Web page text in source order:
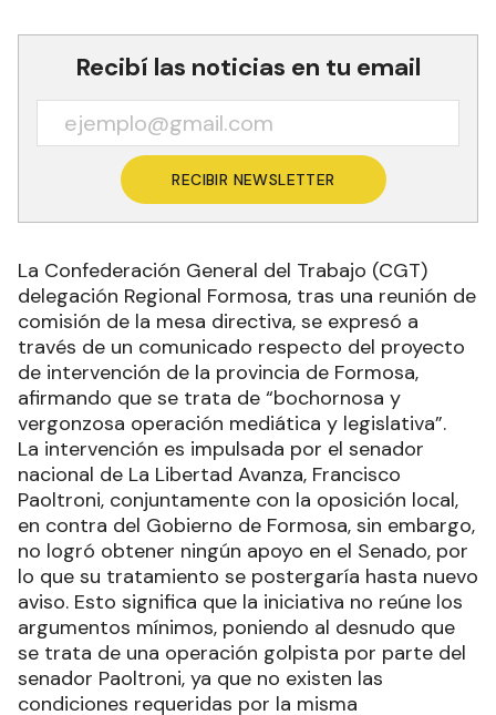
Recibí las noticias en tu email
RECIBIR NEWSLETTER
La Confederación General del Trabajo (CGT)
delegación Regional Formosa, tras una reunión de
comisión de la mesa directiva, se expresó a
través de un comunicado respecto del proyecto
de intervención de la provincia de Formosa,
afirmando que se trata de “bochornosa y
vergonzosa operación mediática y legislativa”.
La intervención es impulsada por el senador
nacional de La Libertad Avanza, Francisco
Paoltroni, conjuntamente con la oposición local,
en contra del Gobierno de Formosa, sin embargo,
no logró obtener ningún apoyo en el Senado, por
lo que su tratamiento se postergaría hasta nuevo
aviso. Esto significa que la iniciativa no reúne los
argumentos mínimos, poniendo al desnudo que
se trata de una operación golpista por parte del
senador Paoltroni, ya que no existen las
condiciones requeridas por la misma